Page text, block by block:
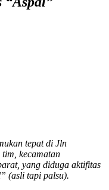
tepat di Jln
kecamatan
yang diduga aktifitas
(asli tapi palsu).